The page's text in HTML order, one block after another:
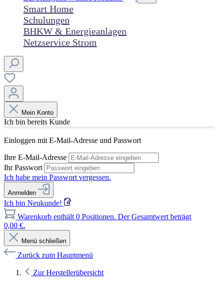
Smart Home
Schulungen
BHKW & Energieanlagen
Netzservice Strom
Mein Konto
Ich bin bereits Kunde
Einloggen mit E-Mail-Adresse und Passwort
Ihre E-Mail-Adresse
Ihr Passwort
Ich habe mein Passwort vergessen.
Anmelden
Ich bin Neukunde!
Warenkorb enthält 0 Positionen. Der Gesamtwert beträgt
0,00 €.
Menü schließen
Zurück zum Hauptmenü
Zur Herstellerübersicht